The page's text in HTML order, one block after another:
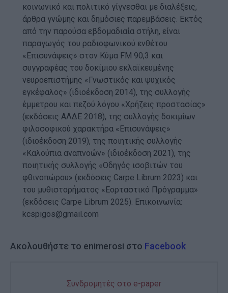
κοινωνικό και πολιτικό γίγνεσθαι με διαλέξεις,
άρθρα γνώμης και δημόσιες παρεμβάσεις. Εκτός
από την παρούσα εβδομαδιαία στήλη, είναι
παραγωγός του ραδιοφωνικού ενθέτου
«Επισυνάψεις» στον Κύμα FM 90,3 και
συγγραφέας του δοκίμιου εκλαϊκευμένης
νευροεπιστήμης «Γνωστικός και ψυχικός
εγκέφαλος» (ιδιοέκδοση 2014), της συλλογής
έμμετρου και πεζού λόγου «Χρήζεις προστασίας»
(εκδόσεις ΑΛΔΕ 2018), της συλλογής δοκιμίων
φιλοσοφικού χαρακτήρα «Επισυνάψεις»
(ιδιοέκδοση 2019), της ποιητικής συλλογής
«Καλούπια αναπνοών» (ιδιοέκδοση 2021), της
ποιητικής συλλογής «Οδηγός ισοβιτών του
φθινοπώρου» (εκδόσεις Carpe Librum 2023) και
του μυθιστορήματος «Εορταστικό Πρόγραμμα»
(εκδόσεις Carpe Librum 2025). Επικοινωνία:
kcspigos@gmail.com
Ακολουθήστε το enimerosi στο Facebook
Συνδρομητές στο e-paper